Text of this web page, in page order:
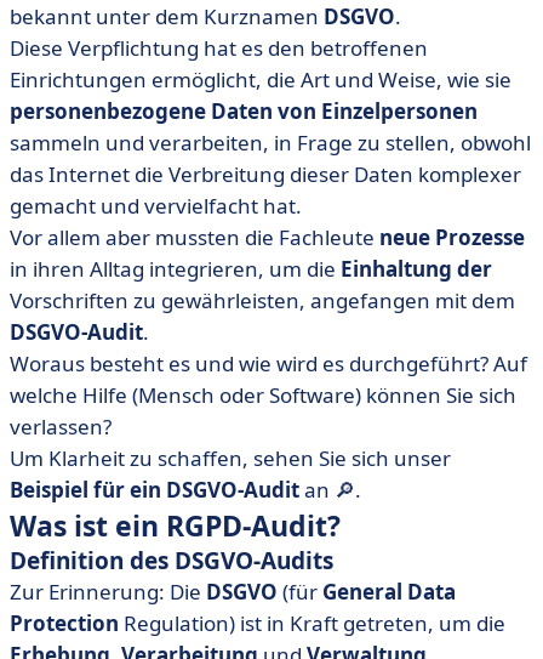
• Wie führt man ein ordnungsgemäßes DSGVO-Audit
durch? Die sechs wichtigsten Schritte
• Verarbeitung des DSGVO-Audits: intern oder extern?
• Was lernen wir aus dem DSGVO-Audit?
bekannt unter dem Kurznamen DSGVO.
Diese Verpflichtung hat es den betroffenen
Einrichtungen ermöglicht, die Art und Weise, wie sie
personenbezogene Daten von Einzelpersonen
sammeln und verarbeiten, in Frage zu stellen, obwohl
das Internet die Verbreitung dieser Daten komplexer
gemacht und vervielfacht hat.
Vor allem aber mussten die Fachleute neue Prozesse
in ihren Alltag integrieren, um die Einhaltung der
Vorschriften zu gewährleisten, angefangen mit dem
DSGVO-Audit.
Woraus besteht es und wie wird es durchgeführt? Auf
welche Hilfe (Mensch oder Software) können Sie sich
verlassen?
Um Klarheit zu schaffen, sehen Sie sich unser
Beispiel für ein DSGVO-Auditan 🔎.
Was ist ein RGPD-Audit?
Definition des DSGVO-Audits
Zur Erinnerung: Die DSGVO (für General Data
Protection Regulation) ist in Kraft getreten, um die